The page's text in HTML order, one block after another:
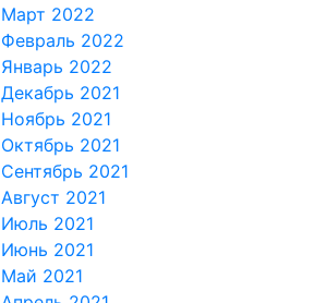
Март 2022
Февраль 2022
Январь 2022
Декабрь 2021
Ноябрь 2021
Октябрь 2021
Сентябрь 2021
Август 2021
Июль 2021
Июнь 2021
Май 2021